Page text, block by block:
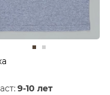
9-10 лет